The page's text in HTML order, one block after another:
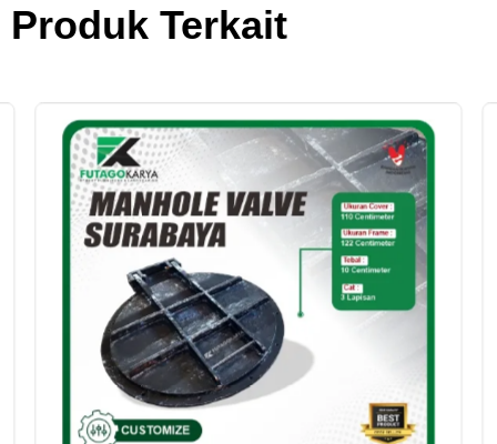
Produk Terkait